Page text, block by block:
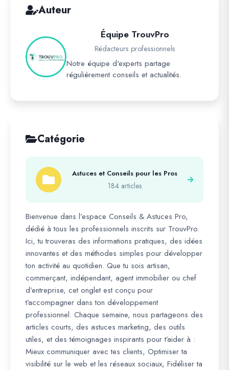
Auteur
Équipe TrouvPro
Rédacteurs professionnels
Notre équipe d'experts partage
régulièrement conseils et actualités.
Catégorie
Astuces et Conseils pour les Pros
184 articles
Bienvenue dans l’espace Conseils & Astuces Pro,
dédié à tous les professionnels inscrits sur TrouvPro.
Ici, tu trouveras des informations pratiques, des idées
innovantes et des méthodes simples pour développer
ton activité au quotidien. Que tu sois artisan,
commerçant, indépendant, agent immobilier ou chef
d’entreprise, cet onglet est conçu pour
t’accompagner dans ton développement
professionnel. Chaque semaine, nous partageons des
articles courts, des astuces marketing, des outils
utiles, et des témoignages inspirants pour t’aider à :
Mieux communiquer avec tes clients, Optimiser ta
visibilité sur le web et les réseaux sociaux, Fidéliser ta